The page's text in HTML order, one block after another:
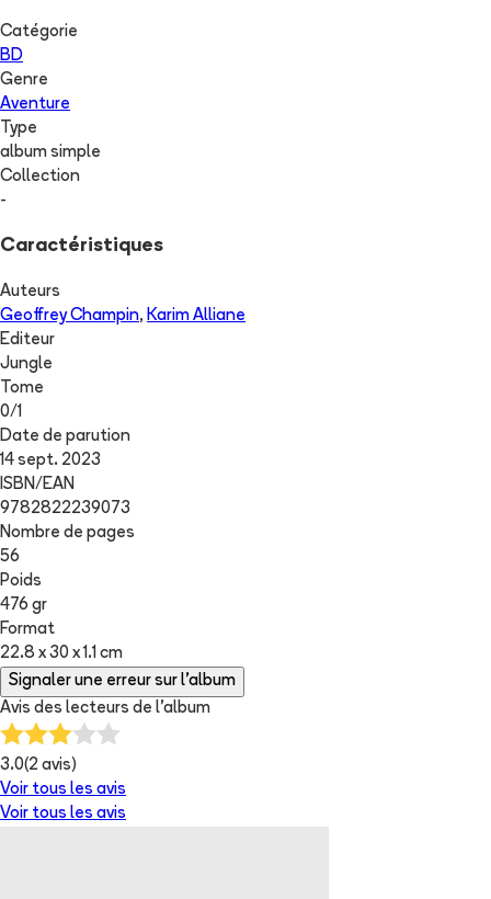
Catégorie
BD
Genre
Aventure
Type
album simple
Collection
-
Caractéristiques
Auteurs
Geoffrey Champin, Karim Alliane
Editeur
Jungle
Tome
0/1
Date de parution
14 sept. 2023
ISBN/EAN
9782822239073
Nombre de pages
56
Poids
476 gr
Format
22.8 x 30 x 1.1 cm
Signaler une erreur sur l'album
Avis des lecteurs de l'album
3.0(2 avis)
Voir tous les avis
Voir tous les avis